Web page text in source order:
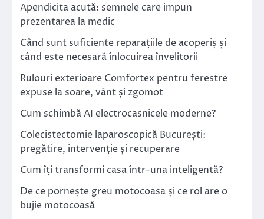
Apendicita acută: semnele care impun
prezentarea la medic
Când sunt suficiente reparațiile de acoperiș și
când este necesară înlocuirea învelitorii
Rulouri exterioare Comfortex pentru ferestre
expuse la soare, vânt și zgomot
Cum schimbă AI electrocasnicele moderne?
Colecistectomie laparoscopică București:
pregătire, intervenție și recuperare
Cum îți transformi casa într-una inteligentă?
De ce pornește greu motocoasa și ce rol are o
bujie motocoasă